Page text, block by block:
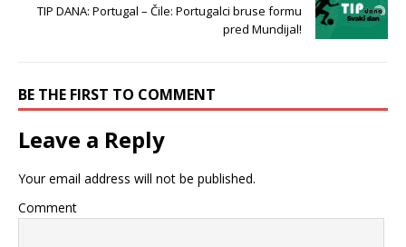
TIP DANA: Portugal – Čile: Portugalci bruse formu
pred Mundijal!
BE THE FIRST TO COMMENT
Leave a Reply
Your email address will not be published.
Comment